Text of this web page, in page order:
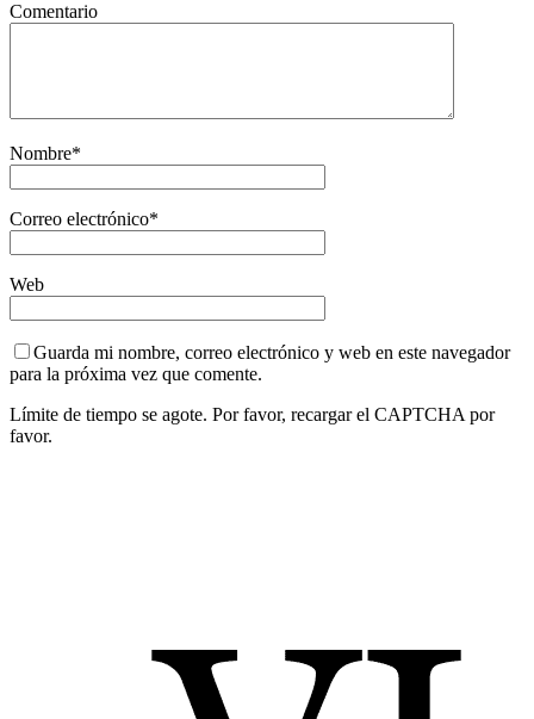
Comentario
Nombre*
Correo electrónico*
Web
Guarda mi nombre, correo electrónico y web en este navegador
para la próxima vez que comente.
Límite de tiempo se agote. Por favor, recargar el CAPTCHA por
favor.